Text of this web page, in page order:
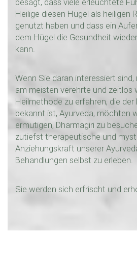
besagt, dass viele erleuchtete
Heilige diesen Hügel als heiligen
genutzt haben und dass ein
dem Hügel die Gesundheit
kann.
Wenn Sie daran interessiert sind,
am meisten verehrte und zeitlos
Heilmethode zu erfahren, die
bekannt ist, Ayurveda, möchten
ermutigen, Dharmagiri zu
zutiefst therapeutische und
Anziehungskraft unserer
Behandlungen selbst zu erleben.
Sie werden sich erfrischt und